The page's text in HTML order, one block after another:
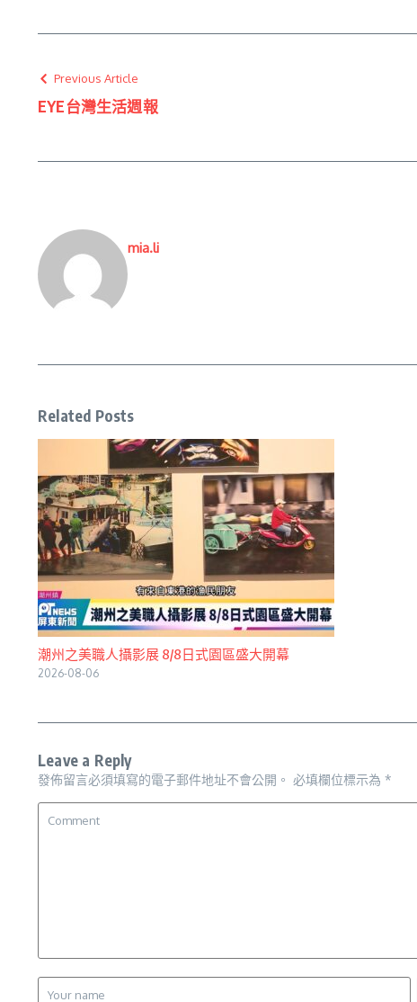
Previous Article
EYE台灣生活週報
mia.li
Related Posts
潮州之美職人攝影展 8/8日式園區盛大開幕
2026-08-06
Leave a Reply
發佈留言必須填寫的電子郵件地址不會公開。 必填欄位標示為 *